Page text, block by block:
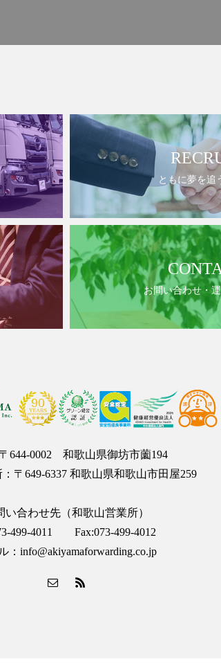
ともに夢を追
お問い合わせ・
644-0002 和歌山県御坊市薗194
〒649-6337 和歌山県和歌山市田屋259
い合わせ先（和歌山営業所）
499-4011 Fax:073-499-4012
：info@akiyamaforwarding.co.jp